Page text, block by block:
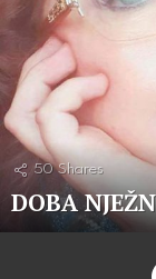
50 Shares
DOBA